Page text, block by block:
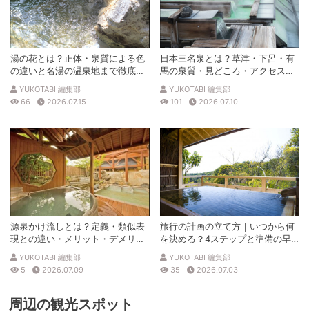
湯の花とは？正体・泉質による色
の違いと名湯の温泉地まで徹底解
説
YUKOTABI 編集部
66
2026.07.15
日本三名泉とは？草津・下呂・有
馬の泉質・見どころ・アクセスを
徹底解説
YUKOTABI 編集部
101
2026.07.10
源泉かけ流しとは？定義・類似表
現との違い・メリット・デメリッ
トを解説
YUKOTABI 編集部
5
2026.07.09
旅行の計画の立て方｜いつから何
を決める？4ステップと準備の早
見表
YUKOTABI 編集部
35
2026.07.03
周辺の観光スポット